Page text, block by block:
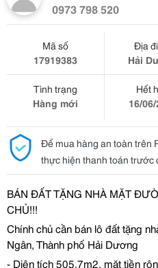
0973 798 520
Mã số
17919383
Địa
Hải
Tình trạng
Hàng mới
Hết
16/
Để mua hàng an toàn trên
thực hiện thanh toán trước
BÁN ĐẤT TẶNG NHÀ MẶT
CHỦ!!!
Chính chủcần bán lô đất tặng
Ngân, Thành phố Hải Dương
- Diện tích 505.7m2, mặt tiền rộ